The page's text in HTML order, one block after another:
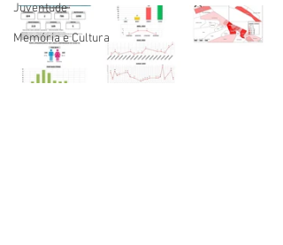
Juventude
Memória e Cultura